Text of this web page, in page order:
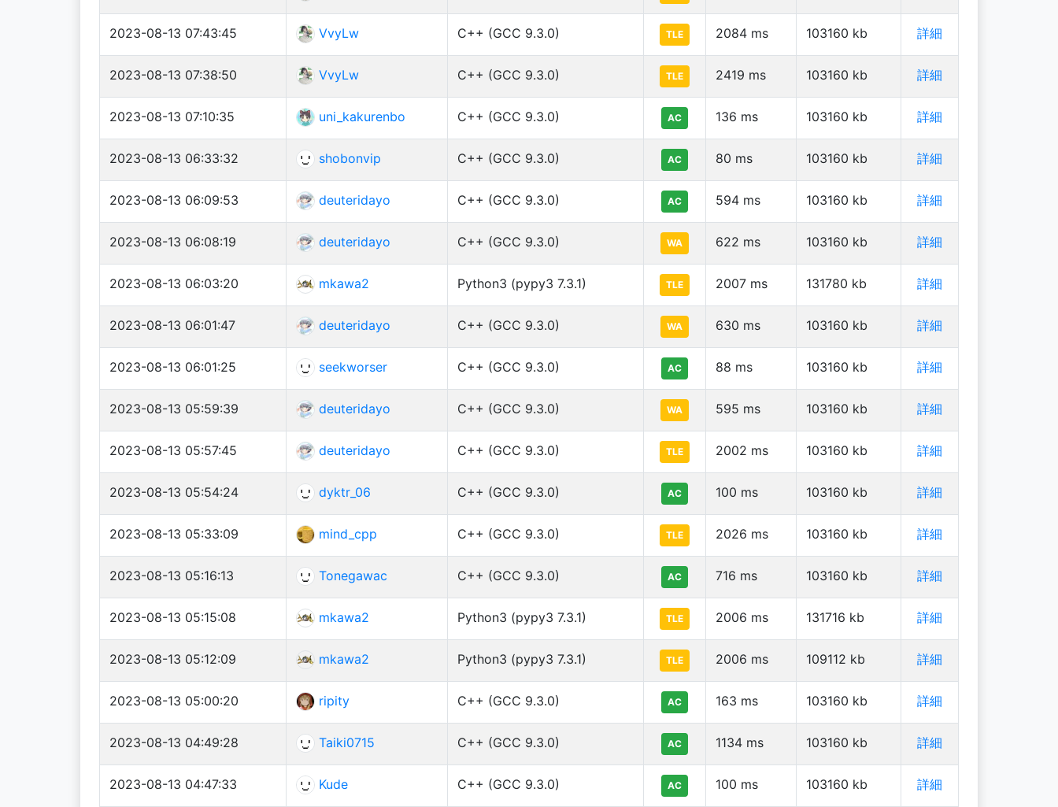
2023-08-13 07:43:45 VvyLw C++ (GCC 9.3.0) TLE 2084 ms 103160 kb 詳細
2023-08-13 07:38:50 VvyLw C++ (GCC 9.3.0) TLE 2419 ms 103160 kb 詳細
2023-08-13 07:10:35 uni_kakurenbo C++ (GCC 9.3.0) AC 136 ms 103160 kb 詳細
2023-08-13 06:33:32 shobonvip C++ (GCC 9.3.0) AC 80 ms 103160 kb 詳細
2023-08-13 06:09:53 deuteridayo C++ (GCC 9.3.0) AC 594 ms 103160 kb 詳細
2023-08-13 06:08:19 deuteridayo C++ (GCC 9.3.0) WA 622 ms 103160 kb 詳細
2023-08-13 06:03:20 mkawa2 Python3 (pypy3 7.3.1) TLE 2007 ms 131780 kb 詳細
2023-08-13 06:01:47 deuteridayo C++ (GCC 9.3.0) WA 630 ms 103160 kb 詳細
2023-08-13 06:01:25 seekworser C++ (GCC 9.3.0) AC 88 ms 103160 kb 詳細
2023-08-13 05:59:39 deuteridayo C++ (GCC 9.3.0) WA 595 ms 103160 kb 詳細
2023-08-13 05:57:45 deuteridayo C++ (GCC 9.3.0) TLE 2002 ms 103160 kb 詳細
2023-08-13 05:54:24 dyktr_06 C++ (GCC 9.3.0) AC 100 ms 103160 kb 詳細
2023-08-13 05:33:09 mind_cpp C++ (GCC 9.3.0) TLE 2026 ms 103160 kb 詳細
2023-08-13 05:16:13 Tonegawac C++ (GCC 9.3.0) AC 716 ms 103160 kb 詳細
2023-08-13 05:15:08 mkawa2 Python3 (pypy3 7.3.1) TLE 2006 ms 131716 kb 詳細
2023-08-13 05:12:09 mkawa2 Python3 (pypy3 7.3.1) TLE 2006 ms 109112 kb 詳細
2023-08-13 05:00:20 ripity C++ (GCC 9.3.0) AC 163 ms 103160 kb 詳細
2023-08-13 04:49:28 Taiki0715 C++ (GCC 9.3.0) AC 1134 ms 103160 kb 詳細
2023-08-13 04:47:33 Kude C++ (GCC 9.3.0) AC 100 ms 103160 kb 詳細